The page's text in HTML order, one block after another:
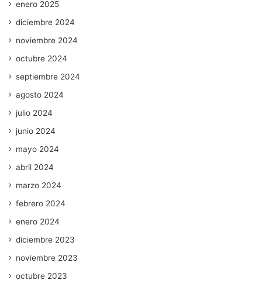
enero 2025
diciembre 2024
noviembre 2024
octubre 2024
septiembre 2024
agosto 2024
julio 2024
junio 2024
mayo 2024
abril 2024
marzo 2024
febrero 2024
enero 2024
diciembre 2023
noviembre 2023
octubre 2023